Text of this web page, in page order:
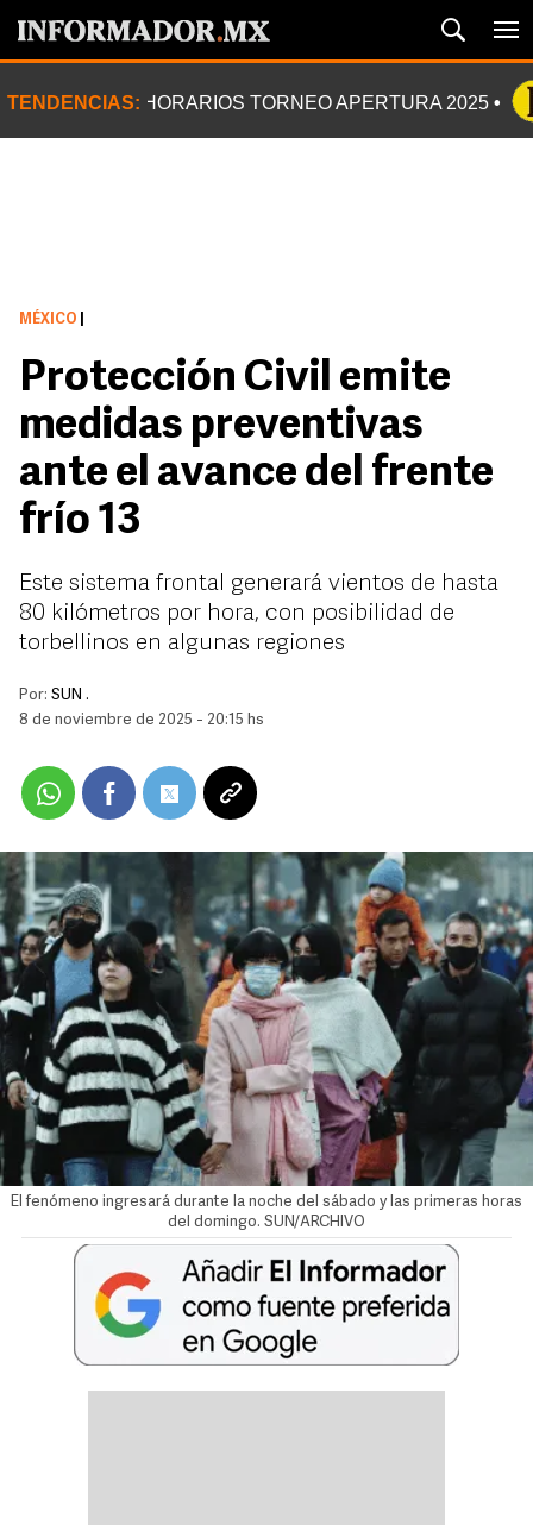
TENDENCIAS: HORARIOS TORNEO APERTURA 2025
MÉXICO
Protección Civil emite
medidas preventivas
ante el avance del frente
frío 13
Este sistema frontal generará vientos de hasta
80 kilómetros por hora, con posibilidad de
torbellinos en algunas regiones
Por: SUN .
8 de noviembre de 2025 - 20:15 hs
El fenómeno ingresará durante la noche del sábado y las primeras horas
del domingo. SUN/ARCHIVO